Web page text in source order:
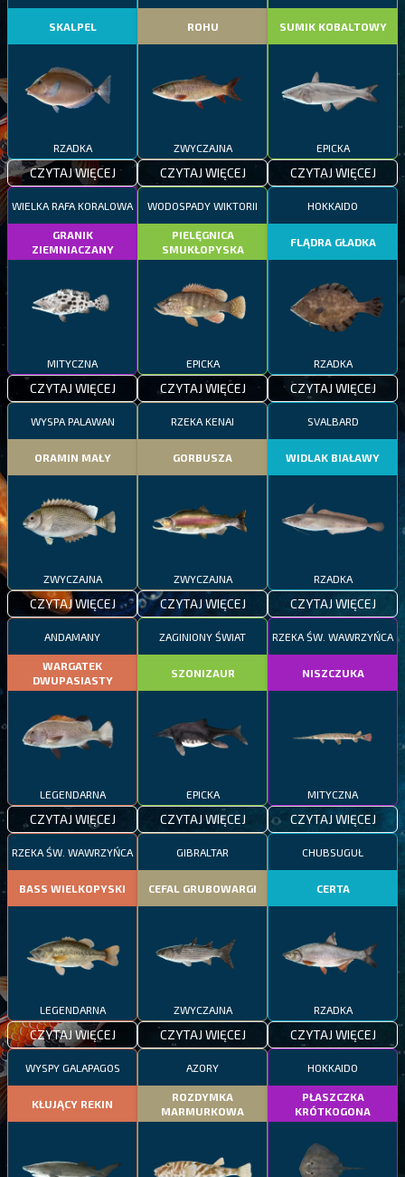
SKALPEL
RZADKA
CZYTAJ WIĘCEJ
ROHU
ZWYCZAJNA
CZYTAJ WIĘCEJ
SUMIK KOBALTOWY
EPICKA
CZYTAJ WIĘCEJ
WIELKA RAFA KORALOWA
GRANIK
ZIEMNIACZANY
MITYCZNA
CZYTAJ WIĘCEJ
WODOSPADY WIKTORII
PIELĘGNICA
SMUKŁOPYSKA
EPICKA
CZYTAJ WIĘCEJ
HOKKAIDO
FLĄDRA GŁADKA
RZADKA
CZYTAJ WIĘCEJ
WYSPA PALAWAN
ORAMIN MAŁY
ZWYCZAJNA
CZYTAJ WIĘCEJ
RZEKA KENAI
GORBUSZA
ZWYCZAJNA
CZYTAJ WIĘCEJ
SVALBARD
WIDLAK BIAŁAWY
RZADKA
CZYTAJ WIĘCEJ
ANDAMANY
WARGATEK
DWUPASIASTY
LEGENDARNA
CZYTAJ WIĘCEJ
ZAGINIONY ŚWIAT
SZONIZAUR
EPICKA
CZYTAJ WIĘCEJ
RZEKA ŚW. WAWRZYŃCA
NISZCZUKA
MITYCZNA
CZYTAJ WIĘCEJ
RZEKA ŚW. WAWRZYŃCA
BASS WIELKOPYSKI
LEGENDARNA
CZYTAJ WIĘCEJ
GIBRALTAR
CEFAL GRUBOWARGI
ZWYCZAJNA
CZYTAJ WIĘCEJ
CHUBSUGUŁ
CERTA
RZADKA
CZYTAJ WIĘCEJ
WYSPY GALAPAGOS
KŁUJĄCY REKIN
AZORY
ROZDYMKA
MARMURKOWA
HOKKAIDO
PŁASZCZKA
KRÓTKOGONA